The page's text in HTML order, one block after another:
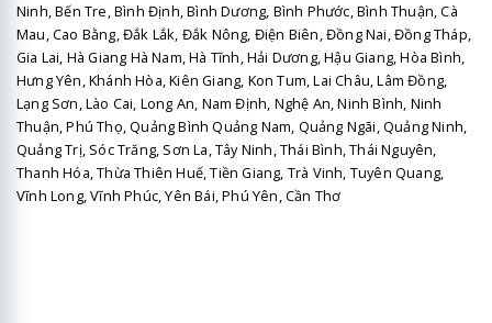
Ninh, Bến Tre, Bình Định, Bình Dương, Bình Phước, Bình Thuận, Cà
Mau, Cao Bằng, Đắk Lắk, Đắk Nông, Điện Biên, Đồng Nai, Đồng Tháp,
Gia Lai, Hà Giang Hà Nam, Hà Tĩnh, Hải Dương, Hậu Giang, Hòa Bình,
Hưng Yên, Khánh Hòa, Kiên Giang, Kon Tum, Lai Châu, Lâm Đồng,
Lạng Sơn, Lào Cai, Long An, Nam Định, Nghệ An, Ninh Bình, Ninh
Thuận, Phú Thọ, Quảng Bình Quảng Nam, Quảng Ngãi, Quảng Ninh,
Quảng Trị, Sóc Trăng, Sơn La, Tây Ninh, Thái Bình, Thái Nguyên,
Thanh Hóa, Thừa Thiên Huế, Tiền Giang, Trà Vinh, Tuyên Quang,
Vĩnh Long, Vĩnh Phúc, Yên Bái, Phú Yên, Cần Thơ